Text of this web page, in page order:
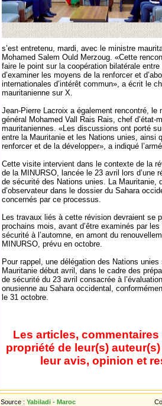
s’est entretenu, mardi, avec le ministre
Mohamed Salem Ould Merzoug. «Cette
faire le point sur la coopération bilatérale entre
d’examiner les moyens de la renforcer et
internationales d’intérêt commun», a écrit le
mauritanienne sur X.
Jean-Pierre Lacroix a également rencontré, le
général Mohamed Vall Rais Rais, chef d’état-
mauritaniennes. «Les discussions ont porté
entre la Mauritanie et les Nations unies, ainsi
renforcer et de la développer», a indiqué
Cette visite intervient dans le contexte de la
de la MINURSO, lancée le 23 avril lors d’une
de sécurité des Nations unies. La Mauritanie,
d’observateur dans le dossier du Sahara
concernés par ce processus.
Les travaux liés à cette révision devraient se
prochains mois, avant d’être examinés par
sécurité à l’automne, en amont du
MINURSO, prévu en octobre.
Pour rappel, une délégation des Nations unies
Mauritanie début avril, dans le cadre des
de sécurité du 23 avril consacrée à
onusienne au Sahara occidental,
le 31 octobre.
Les articles,
propriété de leur(s)
leur avis, opinion et
Source : Yabiladi - Maroc